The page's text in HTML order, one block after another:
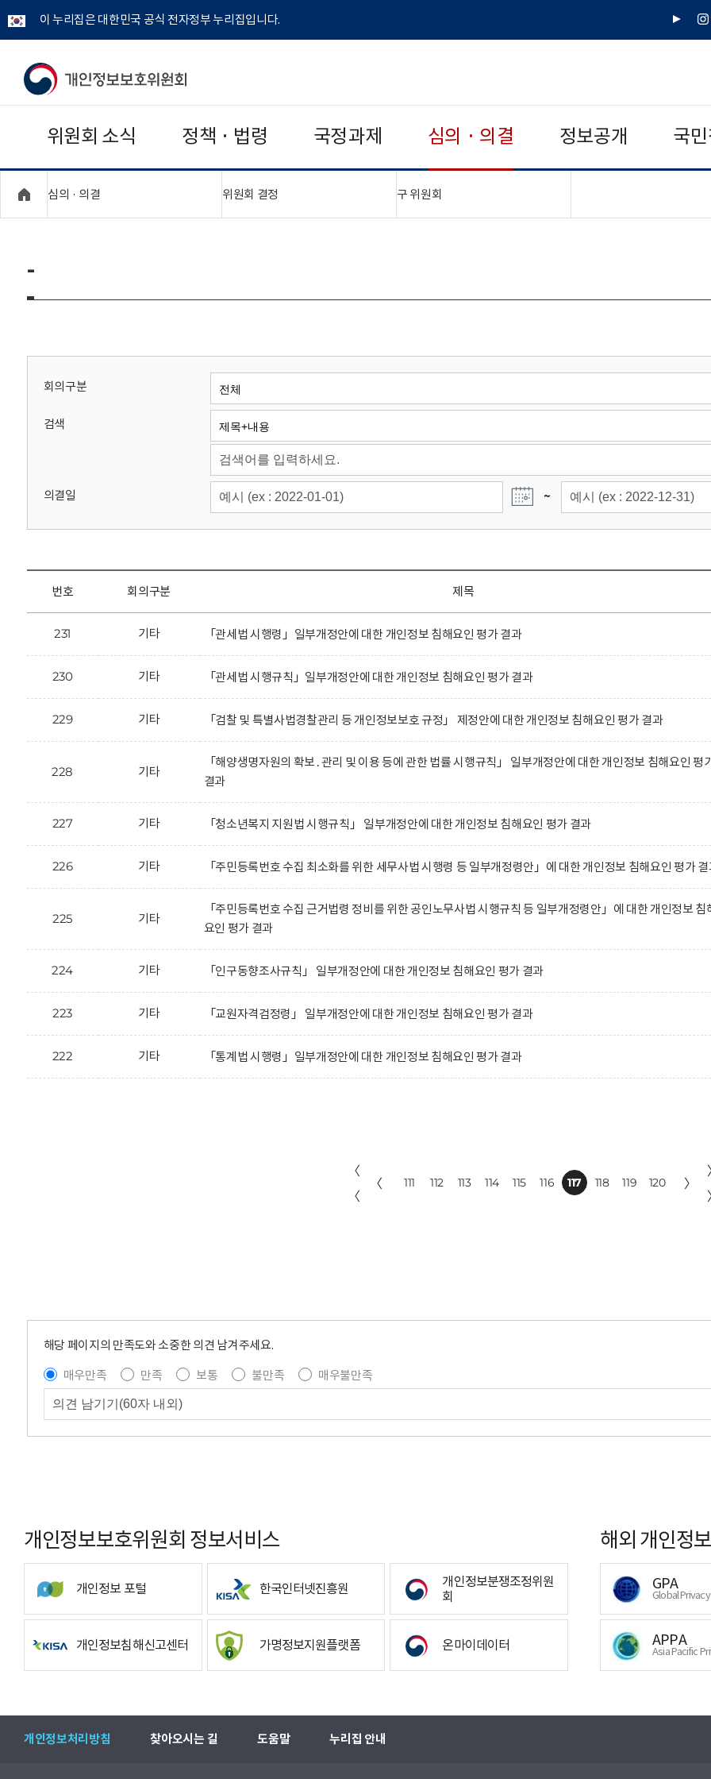
이 누리집은 대한민국 공식 전자정부 누리집입니다.
유
인
개
보
보
위
회
위원회 소식 정책 · 법령 국정과제 심의 · 의결 정보공개 국
심의 · 의결 위원회 결정 구 위원회
-
회의구분
검색
의결일 ~
번호 회의구분 제목
231 기타 「관세법 시행령」일부개정안에 대한 개인정보 침해요인 평가 결과
230 기타 「관세법 시행규칙」일부개정안에 대한 개인정보 침해요인 평가 결과
229 기타 「검찰 및 특별사법경찰관리 등 개인정보보호 규정」 제정안에 대한 개인정보 침해요인 평가 결과
228 기타
「해양생명자원의 확보․관리 및 이용 등에 관한 법률 시행규칙」 일부개정안에 대한 개인정보 침해요인 평
결과
227 기타 「청소년복지 지원법 시행규칙」 일부개정안에 대한 개인정보 침해요인 평가 결과
226 기타 「주민등록번호 수집 최소화를 위한 세무사법 시행령 등 일부개정령안」에 대한 개인정보 침해요인 평가
225 기타
「주민등록번호 수집 근거법령 정비를 위한 공인노무사법 시행규칙 등 일부개정령안」에 대한 개인정보 침
요인 평가 결과
224 기타 「인구동향조사규칙」 일부개정안에 대한 개인정보 침해요인 평가 결과
223 기타 「교원자격검정령」 일부개정안에 대한 개인정보 침해요인 평가 결과
222 기타 「통계법 시행령」일부개정안에 대한 개인정보 침해요인 평가 결과
〈
〈
〈 111 112 113 114 115 116 117 118 119 120 〉
해당 페이지의 만족도와 소중한 의견 남겨주세요.
매우만족
만족 보통 불만족
매우불만족
개인정보보호위원회 정보서비스
개인정보 포털 한국인터넷진흥원
개인정보분쟁조정위원
회
개인정보침해신고센터 가명정보지원플랫폼 온마이데이터
해외 개인정
GPA
Global
APPA
Asia Pacific
개인정보처리방침 찾아오시는 길 도움말 누리집 안내